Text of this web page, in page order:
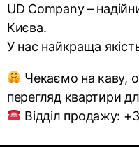
UD Сompany –
Києва.
У нас найкраща
Чекаємо на каву,
перегляд квартири
Відділ продажу: